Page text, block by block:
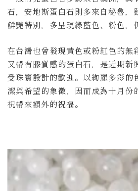
石，安地斯蛋白石則多來自秘魯，
鮮艷特別，多呈現綠藍色、粉色，
在台灣也曾發現黃色或粉紅色的無
又帶有膠質感的蛋白石，是近期新
受珠寶設計的歡迎。以絢麗多彩的
潔與希望的象徵，因而成為十月份
祝帶來額外的祝福。